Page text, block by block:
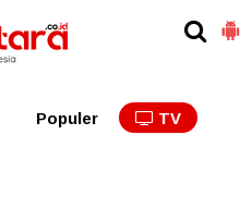
Populer TV